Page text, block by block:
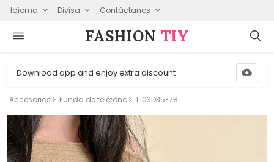
Idioma Divisa Contáctanos
FASHION⁠ TIY
Download app and enjoy extra discount
Accesorios Funda de teléfono T103D35F78